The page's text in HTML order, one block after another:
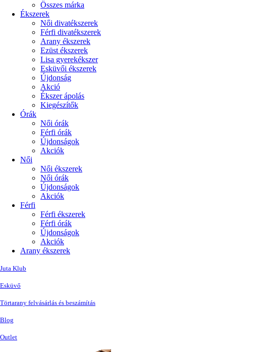
Összes márka
Ékszerek
Női divatékszerek
Férfi divatékszerek
Arany ékszerek
Ezüst ékszerek
Lisa gyerekékszer
Esküvői ékszerek
Újdonság
Akció
Ékszer ápolás
Kiegészítők
Órák
Női órák
Férfi órák
Újdonságok
Akciók
Női
Női ékszerek
Női órák
Újdonságok
Akciók
Férfi
Férfi ékszerek
Férfi órák
Újdonságok
Akciók
Arany ékszerek
Juta Klub
Esküvő
Törtarany felvásárlás és beszámítás
Blog
Outlet